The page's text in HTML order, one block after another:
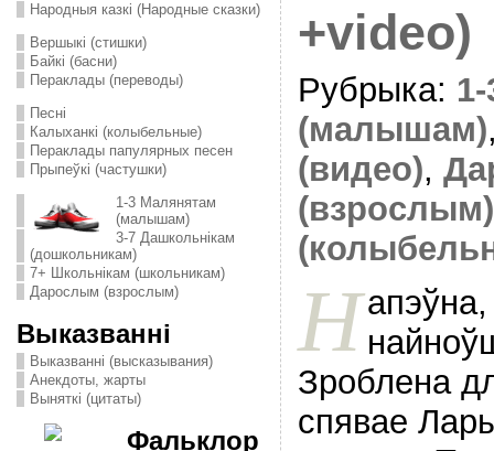
Народныя казкі (Народные сказки)
Вершыкі (стишки)
Байкі (басни)
Пераклады (переводы)
Песні
Калыханкі (колыбельные)
Пераклады папулярных песен
Прыпеўкі (частушки)
1-3 Малянятам
(малышам)
3-7 Дашкольнікам
(дошкольникам)
7+ Школьнікам (школьникам)
Дарослым (взрослым)
Выказванні
Выказванні (высказывания)
Анекдоты, жарты
Выняткі (цитаты)
Фальклор
+video)
Рубрыка:
(малышам)
(видео),
(взрослым)
Н
Зроблена
cпявае